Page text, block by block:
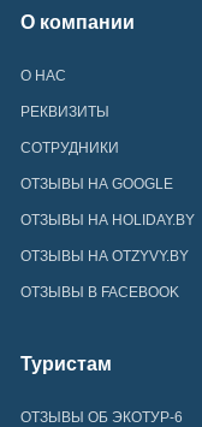
О компании
О НАС
РЕКВИЗИТЫ
СОТРУДНИКИ
ОТЗЫВЫ НА GOOGLE
ОТЗЫВЫ НА HOLIDAY.BY
ОТЗЫВЫ НА OTZYVY.BY
ОТЗЫВЫ В FACEBOOK
Туристам
ОТЗЫВЫ ОБ ЭКОТУР-6